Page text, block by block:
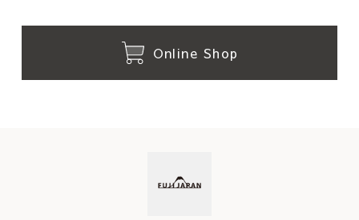
Online Shop